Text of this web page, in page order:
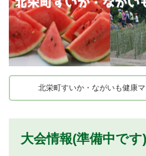
北栄町すいか・ながいも健康
大会情報(準備中です)